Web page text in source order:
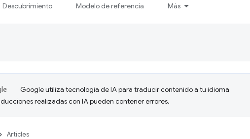
Descubrimiento Modelo de referencia Más
Google utiliza tecnología de IA para traducir contenido a tu idioma
realizadas con IA pueden contener errores.
Articles